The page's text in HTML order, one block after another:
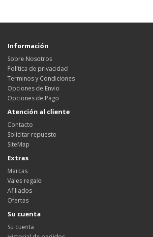
Información
Sobre Nosotros
Política de privacidad
Terminos y Condiciones
Opciones de Envio
Opciones de Pago
Atención al cliente
Contacto
Solicitar repuesto
SiteMap
Extras
Marcas
Vales regalo
Afiliados
Ofertas
Su cuenta
Su cuenta